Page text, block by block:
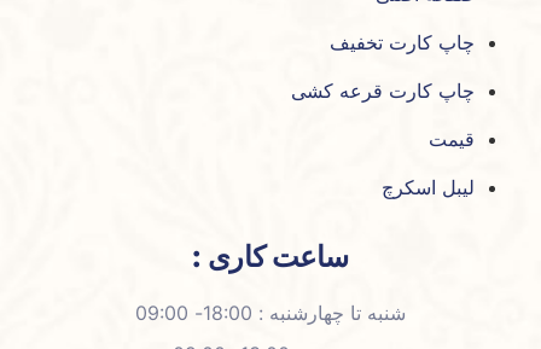
چاپ کارت تخفیف
چاپ کارت قرعه کشی
قیمت
لیبل اسکرچ
ساعت کاری :
شنبه تا چهارشنبه : 18:00- 09:00